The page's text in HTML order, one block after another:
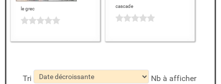
le grec cascade
Tri Nb à afficher